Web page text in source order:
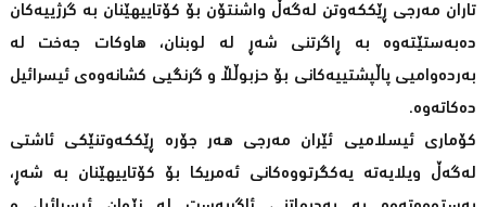
تاران مەرجی ڕێککەوتن لەگەڵ واشنتۆن بۆ کۆتاییهێنان بە گرژییەکان
دەبەستێتەوە بە ڕاگرتنی شەڕ لە لوبنان، هاوکات جەخت لە
بەردەوامیی پاڵپشتییەکانی بۆ حزبوڵڵا و گرنگیی کشانەوەی ئیسرائیل
دەکاتەوە.
کۆماری ئیسلامیی ئێران مەرجی هەر جۆرە ڕێککەوتنێکی ئاشتی
لەگەڵ ویلایەتە یەکگرتووەکانی ئەمریکا بۆ کۆتاییهێنان بە شەڕ،